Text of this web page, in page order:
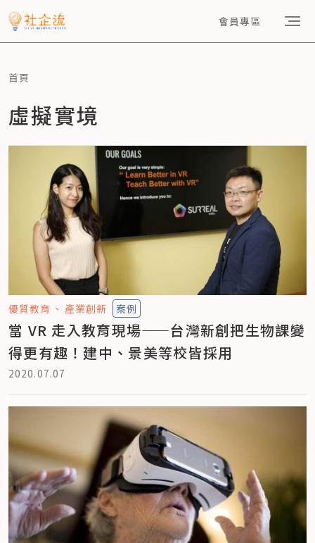
會員專區
首頁
虛擬實境
優質教育 產業創新 案例
當 VR 走入教育現場——台灣新創把生物課變
得更有趣！建中、景美等校皆採用
2020.07.07